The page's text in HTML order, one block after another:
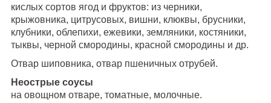
кислых сортов ягод и фруктов: из черники,
крыжовника, цитрусовых, вишни, клюквы, брусники,
клубники, облепихи, ежевики, земляники, костяники,
тыквы, черной смородины, красной смородины и др.
Отвар шиповника, отвар пшеничных отрубей.
Неострые соусы
на овощном отваре, томатные, молочные.